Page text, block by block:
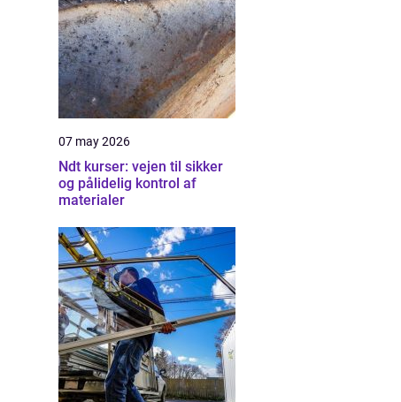
07 may 2026
Ndt kurser: vejen til sikker
og pålidelig kontrol af
materialer